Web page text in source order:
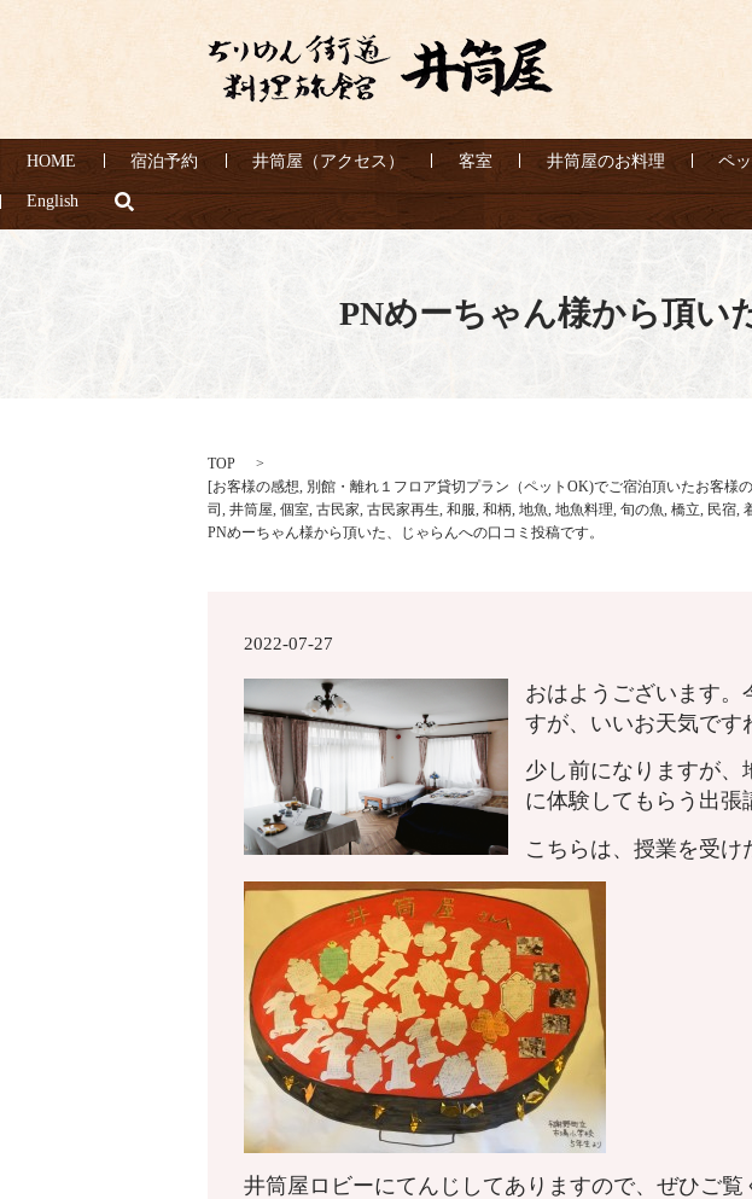
HOME 宿泊予約 井筒屋（アクセス） 客室 井筒屋のお料理 ペ
English
PNめーちゃん様から頂い
TOP
[お客様の感想, 別館・離れ１フロア貸切プラン（ペットOK)でご宿泊頂いたお客様
司 , 井筒屋, 個室, 古民家, 古民家再生, 和服, 和柄, 地魚, 地魚料理, 旬の魚, 橋立, 民宿,
PNめーちゃん様から頂いた、じゃらんへの口コミ投稿です。
2022-07-27
おはようございます
すが、いいお天気です
少し前になりますが、
に体験してもらう出張
こちらは、授業を受け
井筒屋ロビーにてんじしてありますので、ぜひご覧